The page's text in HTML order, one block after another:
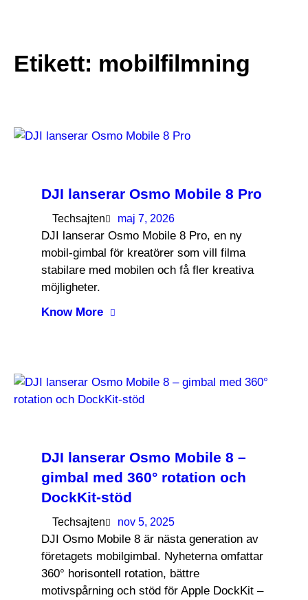
Etikett: mobilfilmning
DJI lanserar Osmo Mobile 8 Pro
Techsajten maj 7, 2026
DJI lanserar Osmo Mobile 8 Pro, en ny
mobil-gimbal för kreatörer som vill filma
stabilare med mobilen och få fler kreativa
möjligheter.
Know More
DJI lanserar Osmo Mobile 8 –
gimbal med 360° rotation och
DockKit-stöd
Techsajten nov 5, 2025
DJI Osmo Mobile 8 är nästa generation av
företagets mobilgimbal. Nyheterna omfattar
360° horisontell rotation, bättre
motivspårning och stöd för Apple DockKit –